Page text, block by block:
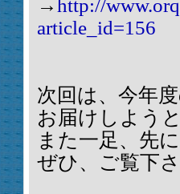
→http://
article_id=156
次回は、今年
お届けしよう
また一足、先
ぜひ、ご覧下